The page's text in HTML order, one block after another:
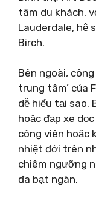
tâm du khách,
Lauderdale, hệ
Birch.
Bên ngoài,
trung tâm’ của
dễ hiểu tại sao.
hoặc đạp xe
công viên hoặc
nhiệt đới trên
chiêm ngưỡng
đa bạt ngàn.